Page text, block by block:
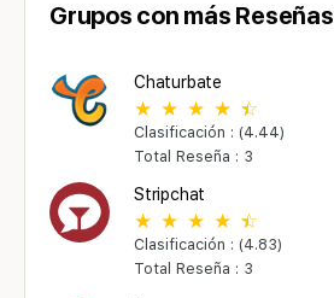
Grupos con más Reseñas
Chaturbate
Clasificación : (4.44)
Total Reseña : 3
Stripchat
Clasificación : (4.83)
Total Reseña : 3